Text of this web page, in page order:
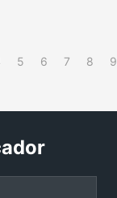
5 6 7 8 9